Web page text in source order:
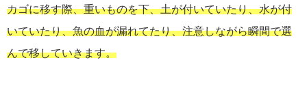
カゴに移す際、重いものを下、土が付いていたり、水が付
いていたり、魚の血が漏れてたり、注意しながら瞬間で選
んで移していきます。